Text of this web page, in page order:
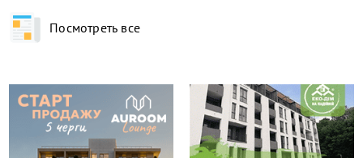
Посмотреть все